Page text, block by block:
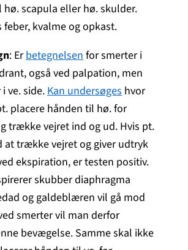
scapula eller hø. skulder.
feber, kvalme og opkast.
: Erbetegnelsen for smerter i
også ved palpation, men
ve. side. Kan undersøges hvor
placere hånden til hø. for
trække vejret ind og ud. Hvis pt.
at trække vejret og giver udtryk
ekspiration, er testen positiv.
skubber diaphragma
og galdeblæren vil gå mod
smerter vil man derfor
bevægelse. Samme skal ikke